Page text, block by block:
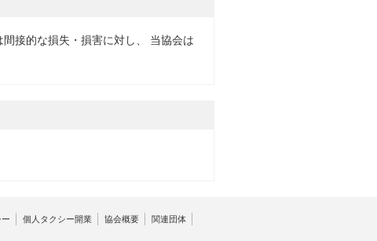
接的な損失・損害に対し、 当協会は
個人タクシー開業 協会概要 関連団体